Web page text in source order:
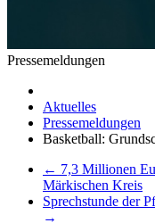
Pressemeldungen
Aktuelles
Pressemeldungen
Basketball:
← 7,3 Millionen
Märkischen Kreis
Sprechstunde der
→